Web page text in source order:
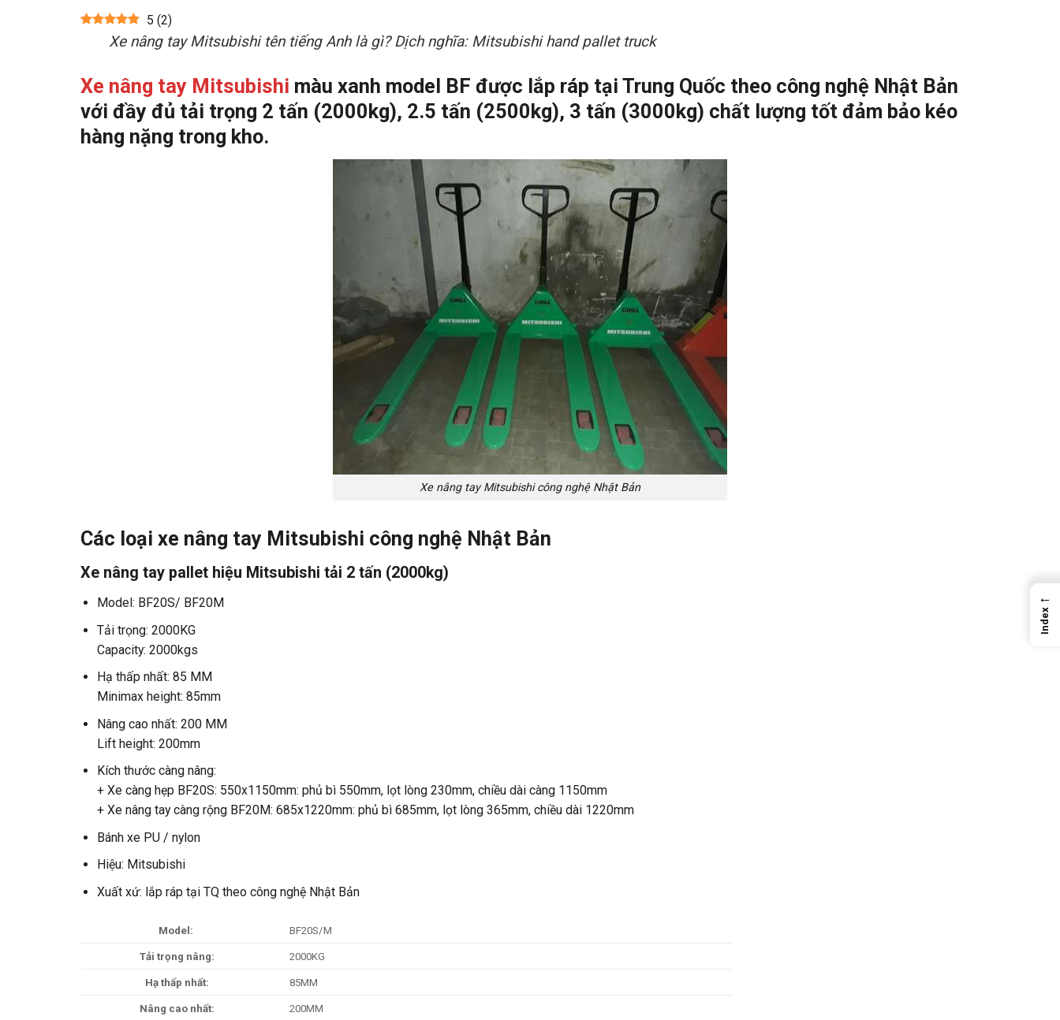
5 (2)
Xe nâng tay Mitsubishi tên tiếng Anh là gì? Dịch nghĩa: Mitsubishi hand pallet truck
Xe nâng tay Mitsubishi màu xanh model BF được lắp ráp tại Trung Quốc theo công nghệ Nhật Bản
với đầy đủ tải trọng 2 tấn (2000kg), 2.5 tấn (2500kg), 3 tấn (3000kg) chất lượng tốt đảm bảo kéo
hàng nặng trong kho.
Xe nâng tay Mitsubishi công nghệ Nhật Bản
Các loại xe nâng tay Mitsubishi công nghệ Nhật Bản
Xe nâng tay pallet hiệu Mitsubishi tải 2 tấn (2000kg)
Model: BF20S/ BF20M
Tải trọng: 2000KG
Capacity: 2000kgs
Hạ thấp nhất: 85 MM
Minimax height: 85mm
Nâng cao nhất: 200 MM
Lift height: 200mm
Kích thước càng nâng:
+ Xe càng hẹp BF20S: 550x1150mm: phủ bì 550mm, lọt lòng 230mm, chiều dài càng 1150mm
+ Xe nâng tay càng rộng BF20M: 685x1220mm: phủ bì 685mm, lọt lòng 365mm, chiều dài 1220mm
Bánh xe PU / nylon
Hiệu: Mitsubishi
Xuất xứ: lắp ráp tại TQ theo công nghệ Nhật Bản
Model: BF20S/M
Tải trọng nâng: 2000KG
Hạ thấp nhất: 85MM
Nâng cao nhất: 200MM
←
Index